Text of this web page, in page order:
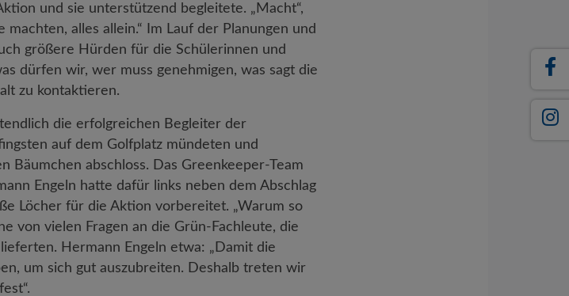
und sie unterstützend begleitete. „Macht“,
alles allein.“ Im Lauf der Planungen und
größere Hürden für die Schülerinnen und
dürfen wir, wer muss genehmigen, was sagt die
zu kontaktieren.
die erfolgreichen Begleiter der
auf dem Golfplatz mündeten und
Bäumchen abschloss. Das Greenkeeper-Team
Engeln hatte dafür links neben dem Abschlag
Löcher für die Aktion vorbereitet. „Warum so
von vielen Fragen an die Grün-Fachleute, die
Hermann Engeln etwa: „Damit die
um sich gut auszubreiten. Deshalb treten wir